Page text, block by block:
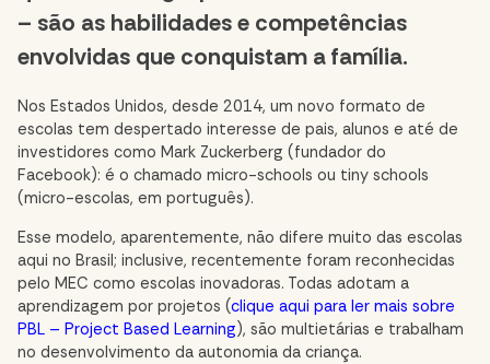
– são as habilidades e competências
envolvidas que conquistam a família.
Nos Estados Unidos, desde 2014, um novo formato de
escolas tem despertado interesse de pais, alunos e até de
investidores como Mark Zuckerberg (fundador do
Facebook): é o chamado micro-schools ou tiny schools
(micro-escolas, em português).
Esse modelo, aparentemente, não difere muito das escolas
aqui no Brasil; inclusive, recentemente foram reconhecidas
pelo MEC como escolas inovadoras. Todas adotam a
aprendizagem por projetos (clique aqui para ler mais sobre
PBL – Project Based Learning), são multietárias e trabalham
no desenvolvimento da autonomia da criança.